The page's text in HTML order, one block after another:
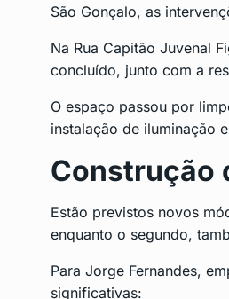
São Gonçalo, as
Na Rua Capitão Juvenal
concluído, junto com a
O espaço passou por
instalação de iluminação
Construção
Estão previstos novos
enquanto o segundo,
Para Jorge Fernandes,
significativas: